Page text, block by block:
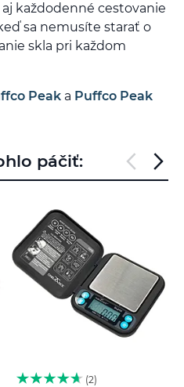
každodenné cestovanie
sa nemusíte starať o
skla pri každom
Peak a Puffco Peak
páčiť:
2